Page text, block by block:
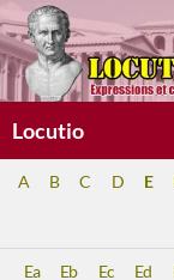
Aller
au
contenu
Locutio
A B C D E
Ea Eb Ec Ed